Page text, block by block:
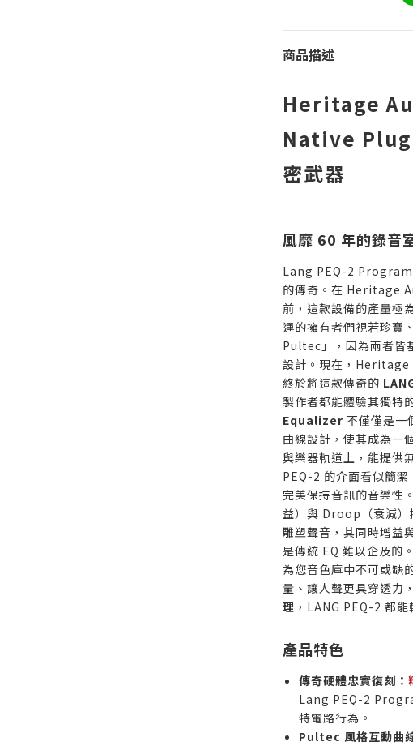
商品描述
Heritage
Native
密武器
風靡 60 年的錄音
Lang PEQ-2
的傳奇。在 Heritage
前，這款設備的產量極
運的擁有者們視若珍寶
Pultec」，因為兩者
設計。現在，Heritage
終於將這款傳奇的
製作者都能體驗其獨特
Equalizer 不僅僅是一
曲線設計，使其成為一
與樂器軌道上，能提供
PEQ-2 的介面看似簡
完美保持音訊的音樂性
益）與 Droop（衰減）
雕塑聲音，其同時增益
是傳統 EQ 難以企及的
為您音色庫中不可或缺
量、讓人聲更具穿透力
理 ，LANG PEQ-2 都能
產品特色
傳奇硬體忠實復刻：
Lang PEQ-2
特電路行為。
Pultec 風格互動曲